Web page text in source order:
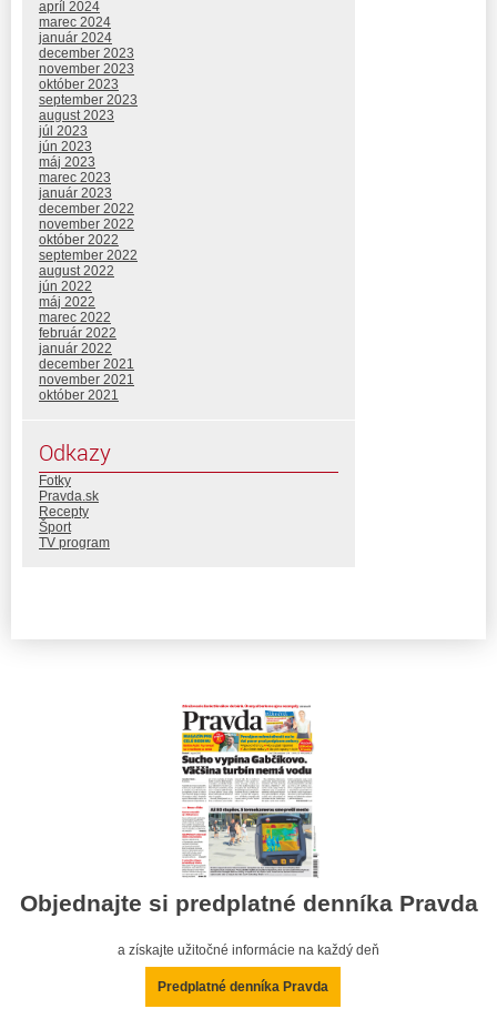
apríl 2024
marec 2024
január 2024
december 2023
november 2023
október 2023
september 2023
august 2023
júl 2023
jún 2023
máj 2023
marec 2023
január 2023
december 2022
november 2022
október 2022
september 2022
august 2022
jún 2022
máj 2022
marec 2022
február 2022
január 2022
december 2021
november 2021
október 2021
Odkazy
Fotky
Pravda.sk
Recepty
Šport
TV program
Objednajte si predplatné denníka Pravda
a získajte užitočné informácie na každý deň
Predplatné denníka Pravda